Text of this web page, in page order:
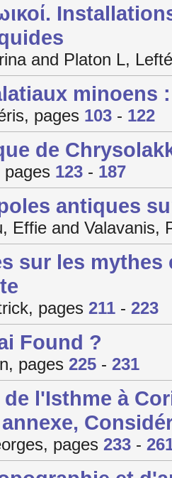
and Platon L,
minoens
pages 103 - 122
de
pages 123 - 187
antiques
Effie and Valavanis,
sur les
pages 211 - 223
Found ?
pages 225 - 231
l'Isthme à
pages 233 -